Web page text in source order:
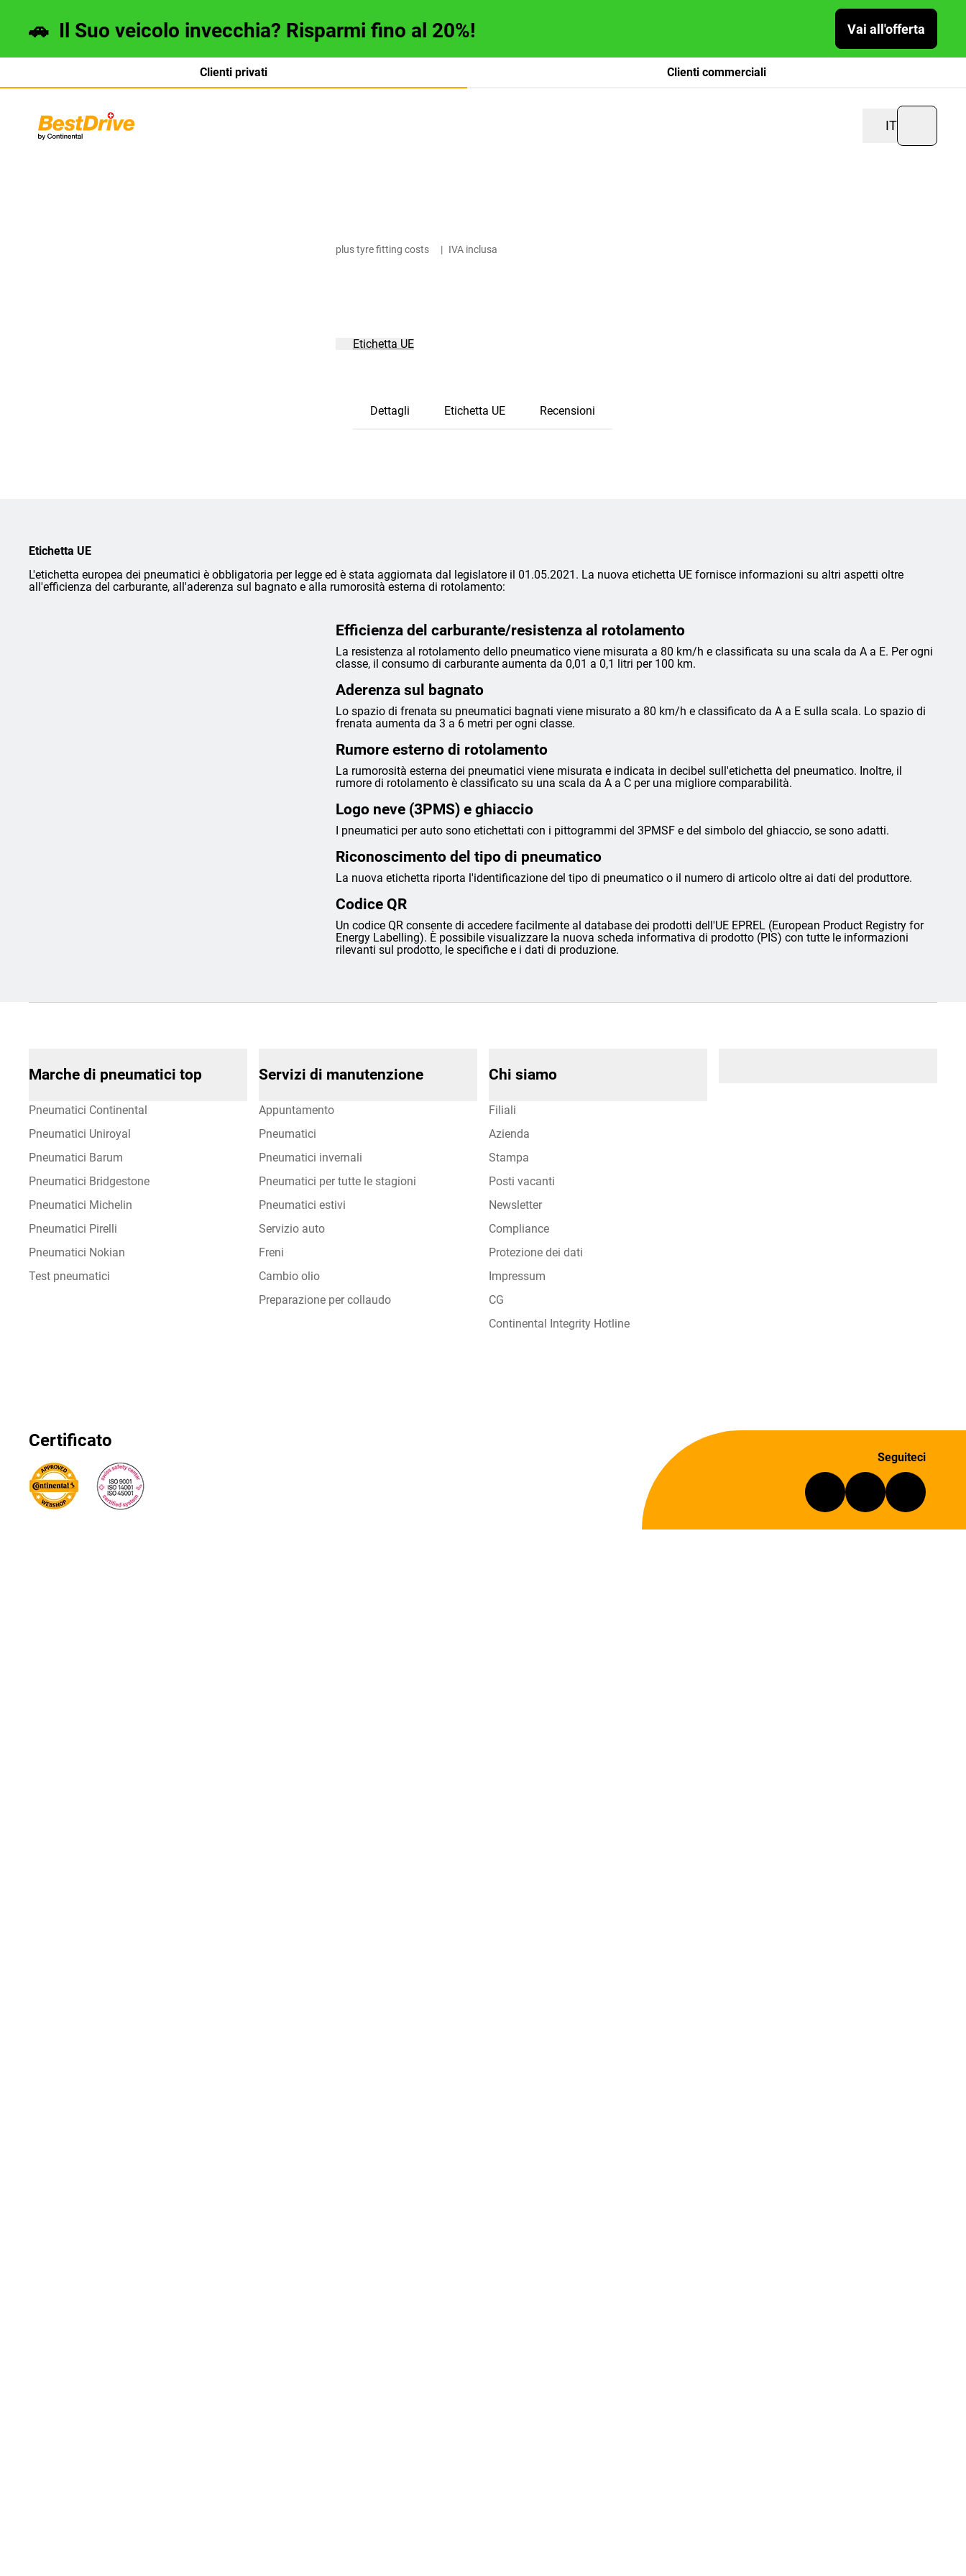
🚗 Il Suo veicolo invecchia? Risparmi fino al 20%! Vai all'offerta
Clienti privati Clienti commerciali
IT
Deutsch
plus tyre fitting costs | IVA inclusa
Etichetta UE
Dettagli Etichetta UE Recensioni
Etichetta UE
L'etichetta europea dei pneumatici è obbligatoria per legge ed è stata aggiornata dal legislatore il 01.05.2021. La nuova etichetta UE fornisce informazioni su altri aspetti oltre
all'efficienza del carburante, all'aderenza sul bagnato e alla rumorosità esterna di rotolamento:
Efficienza del carburante/resistenza al rotolamento
La resistenza al rotolamento dello pneumatico viene misurata a 80 km/h e classificata su una scala da A a E. Per ogni
classe, il consumo di carburante aumenta da 0,01 a 0,1 litri per 100 km.
Aderenza sul bagnato
Lo spazio di frenata su pneumatici bagnati viene misurato a 80 km/h e classificato da A a E sulla scala. Lo spazio di
frenata aumenta da 3 a 6 metri per ogni classe.
Rumore esterno di rotolamento
La rumorosità esterna dei pneumatici viene misurata e indicata in decibel sull'etichetta del pneumatico. Inoltre, il
rumore di rotolamento è classificato su una scala da A a C per una migliore comparabilità.
Logo neve (3PMS) e ghiaccio
I pneumatici per auto sono etichettati con i pittogrammi del 3PMSF e del simbolo del ghiaccio, se sono adatti.
Riconoscimento del tipo di pneumatico
La nuova etichetta riporta l'identificazione del tipo di pneumatico o il numero di articolo oltre ai dati del produttore.
Codice QR
Un codice QR consente di accedere facilmente al database dei prodotti dell'UE EPREL (European Product Registry for
Energy Labelling). È possibile visualizzare la nuova scheda informativa di prodotto (PIS) con tutte le informazioni
rilevanti sul prodotto, le specifiche e i dati di produzione.
Marche di pneumatici top
Pneumatici Continental
Pneumatici Uniroyal
Pneumatici Barum
Pneumatici Bridgestone
Pneumatici Michelin
Pneumatici Pirelli
Pneumatici Nokian
Test pneumatici
Servizi di manutenzione
Appuntamento
Pneumatici
Pneumatici invernali
Pneumatici per tutte le stagioni
Pneumatici estivi
Servizio auto
Freni
Cambio olio
Preparazione per collaudo
Chi siamo
Filiali
Azienda
Stampa
Posti vacanti
Newsletter
Compliance
Protezione dei dati
Impressum
CG
Continental Integrity Hotline
Certificato
Seguiteci